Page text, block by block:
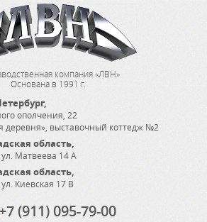
компания «ЛВН»
Основана в 1991 г.
,
ополчения, 22
деревня», выставочный коттедж №2
область,
ул. Матвеева 14 А
область,
ул. Киевская 17 В
+7 (911) 095-79-00